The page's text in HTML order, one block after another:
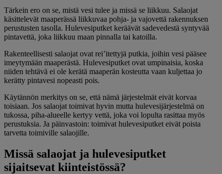
Tärkein ero on se, mistä vesi tulee ja missä se liikkuu. Salaojat
käsittelevät maaperässä liikkuvaa pohja- ja vajovettä rakennuksen
perustusten tasolla. Hulevesiputket keräävät sadevedestä syntyvää
pintavettä, joka liikkuu maan pinnalla tai katoilla.
Rakenteellisesti salaojat ovat rei’itettyjä putkia, joihin vesi pääsee
imeytymään maaperästä. Hulevesiputket ovat umpinaisia, koska
niiden tehtävä ei ole kerätä maaperän kosteutta vaan kuljettaa jo
kerätty pintavesi nopeasti pois.
Käytännön merkitys on se, että nämä järjestelmät eivät korvaa
toisiaan. Jos salaojat toimivat hyvin mutta hulevesijärjestelmä on
tukossa, piha-alueelle kertyy vettä, joka voi lopulta rasittaa myös
perustuksia. Ja päinvastoin: toimivat hulevesiputket eivät poista
tarvetta toimiville salaojille.
Missä salaojat ja hulevesiputket
sijaitsevat kiinteistössä?